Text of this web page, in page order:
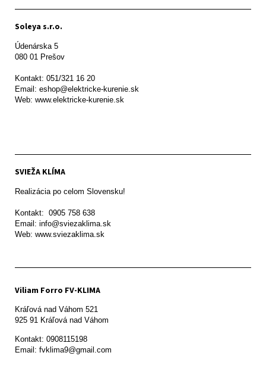
Soleya s.r.o.
Údenárska 5
080 01 Prešov
Kontakt: 051/321 16 20
Email: eshop@elektricke-kurenie.sk
Web: www.elektricke-kurenie.sk
SVIEŽA KLÍMA
Realizácia po celom Slovensku!
Kontakt:  0905 758 638
Email: info@sviezaklima.sk
Web: www.sviezaklima.sk
Viliam Forro FV-KLIMA
Kráľová nad Váhom 521
Kontakt: 0908115198
Email: fvklima9@gmail.com